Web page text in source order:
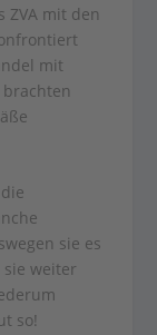
ZVA mit den
mit
sie es
weiter
so!